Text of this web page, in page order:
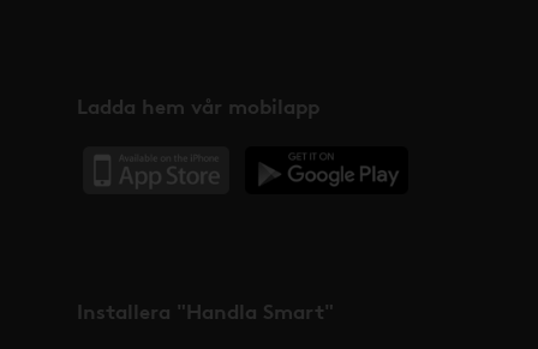
Ladda hem vår mobilapp
Installera "Handla Smart"